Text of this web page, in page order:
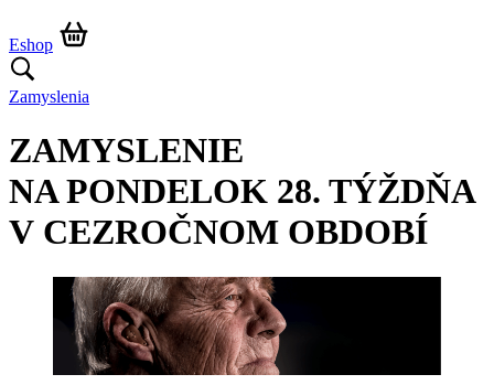
Eshop
Zamyslenia
ZAMYSLENIE
NA PONDELOK 28. TÝŽDŇA
V CEZROČNOM OBDOBÍ